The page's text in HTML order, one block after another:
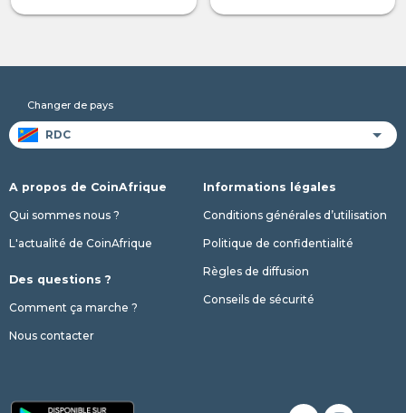
Changer de pays
A propos de CoinAfrique
Qui sommes nous ?
L'actualité de CoinAfrique
Des questions ?
Comment ça marche ?
Nous contacter
Informations légales
Conditions générales d’utilisation
Politique de confidentialité
Règles de diffusion
Conseils de sécurité